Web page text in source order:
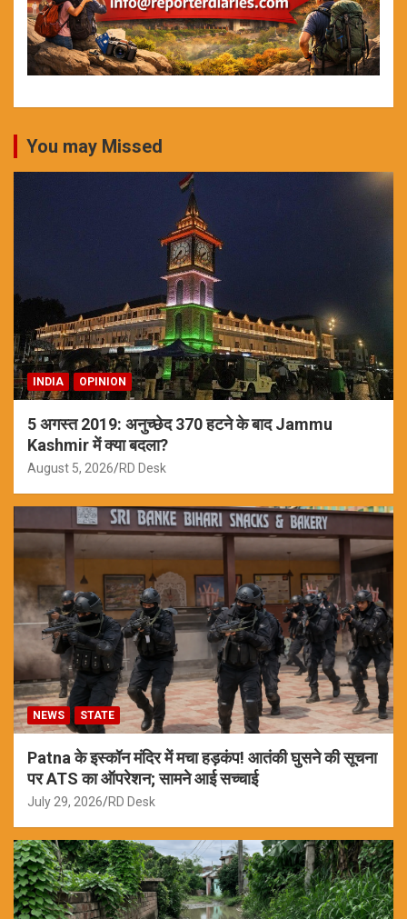
You may Missed
INDIA OPINION
5 अगस्त 2019: अनुच्छेद 370 हटने के बाद Jammu
Kashmir में क्या बदला?
August 5, 2026 RD Desk
NEWS STATE
Patna के इस्कॉन मंदिर में मचा हड़कंप! आतंकी घुसने की सूचना
पर ATS का ऑपरेशन; सामने आई सच्चाई
July 29, 2026 RD Desk